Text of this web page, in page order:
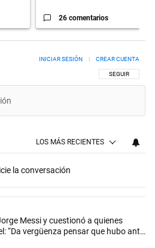
26 comentarios
SIGA ESTA
SEGUIR
INICIAR SESIÓN CREAR CUENTA
LOS MÁS RECIENTES
la conversación
con más comentarios en los
título "Milei despidió a Jorge Messi y
Messi y cuestionó a quienes
“Da vergüenza pensar que hubo anti-